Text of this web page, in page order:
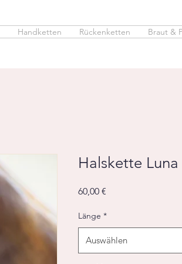
Handketten Rückenketten Braut &
Halskette Luna
60,00 €
Länge *
Auswählen